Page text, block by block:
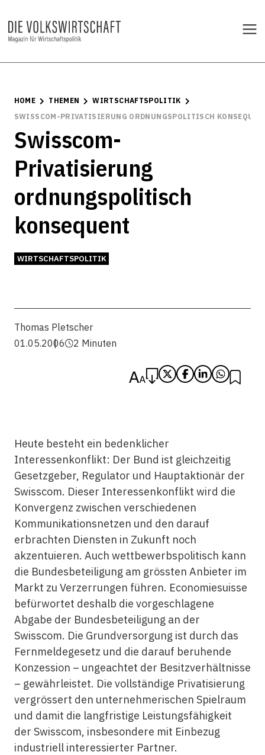
HOME THEMEN
WIRTSCHAFTSPOLITIK
SWISSCOM-PRIVATISIERUNG ORDNUNGSPOLITISCH
Swisscom-
Privatisierung
ordnungspolitisch
konsequent
WIRTSCHAFTSPOLITIK
Thomas Pletscher
01.05.2006
2 Minuten
Heute besteht ein bedenklicher
Interessenkonflikt: Der Bund ist gleichzeitig
Gesetzgeber, Regulator und Hauptaktionär der
Swisscom. Dieser Interessenkonflikt wird die
Konvergenz zwischen verschiedenen
Kommunikationsnetzen und den darauf
erbrachten Diensten in Zukunft noch
akzentuieren. Auch wettbewerbspolitisch kann
die Bundesbeteiligung am grössten Anbieter im
Markt zu Verzerrungen führen. Economiesuisse
befürwortet deshalb die vorgeschlagene
Abgabe der Bundesbeteiligung an der
Swisscom. Die Grundversorgung ist durch das
Fernmeldegesetz und die darauf beruhende
Konzession – ungeachtet der Besitzverhältnisse
– gewährleistet. Die vollständige Privatisierung
vergrössert den unternehmerischen Spielraum
und damit die langfristige Leistungsfähigkeit
der Swisscom, insbesondere mit Einbezug
industriell interessierter Partner.